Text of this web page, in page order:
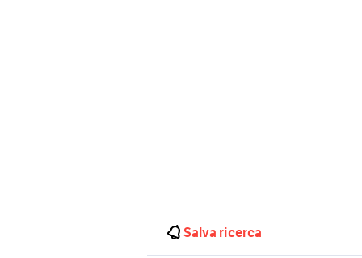
Salva ricerca